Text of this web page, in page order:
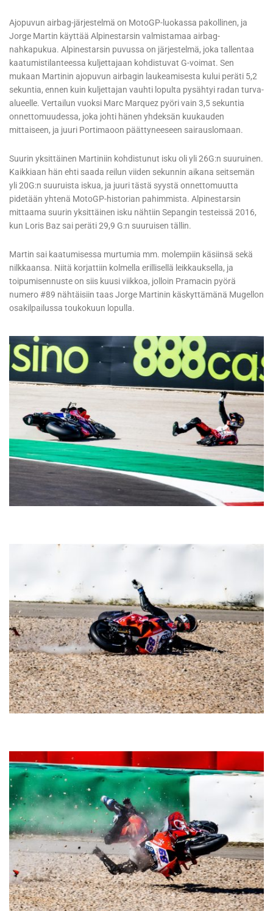
Ajopuvun airbag-järjestelmä on MotoGP-luokassa pakollinen, ja
Jorge Martin käyttää Alpinestarsin valmistamaa airbag-
nahkapukua. Alpinestarsin puvussa on järjestelmä, joka tallentaa
kaatumistilanteessa kuljettajaan kohdistuvat G-voimat. Sen
mukaan Martinin ajopuvun airbagin laukeamisesta kului peräti 5,2
sekuntia, ennen kuin kuljettajan vauhti lopulta pysähtyi radan turva-
alueelle. Vertailun vuoksi Marc Marquez pyöri vain 3,5 sekuntia
onnettomuudessa, joka johti hänen yhdeksän kuukauden
mittaiseen, ja juuri Portimaoon päättyneeseen sairauslomaan.
Suurin yksittäinen Martiniin kohdistunut isku oli yli 26G:n suuruinen.
Kaikkiaan hän ehti saada reilun viiden sekunnin aikana seitsemän
yli 20G:n suuruista iskua, ja juuri tästä syystä onnettomuutta
pidetään yhtenä MotoGP-historian pahimmista. Alpinestarsin
mittaama suurin yksittäinen isku nähtiin Sepangin testeissä 2016,
kun Loris Baz sai peräti 29,9 G:n suuruisen tällin.
Martin sai kaatumisessa murtumia mm. molempiin käsiinsä sekä
nilkkaansa. Niitä korjattiin kolmella erillisellä leikkauksella, ja
toipumisennuste on siis kuusi viikkoa, jolloin Pramacin pyörä
numero #89 nähtäisiin taas Jorge Martinin käskyttämänä Mugellon
osakilpailussa toukokuun lopulla.